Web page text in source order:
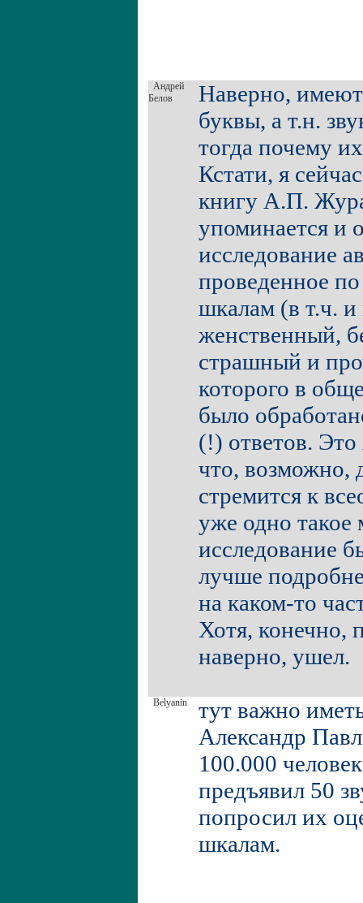
Андрей
Белов
Наверно,
буквы, а т.н.
тогда почему
Кстати, я
книгу А.П.
упоминается и
исследование
проведенное
шкалам (в т.ч.
женственный,
страшный и
которого в
было
(!) ответов.
что, возможно,
стремится к
уже одно такое
исследование
лучше
на каком-то
Хотя, конечно,
наверно, ушел.
Belyanin
тут важно
Александр
100.000
предъявил 50
попросил их
шкалам.